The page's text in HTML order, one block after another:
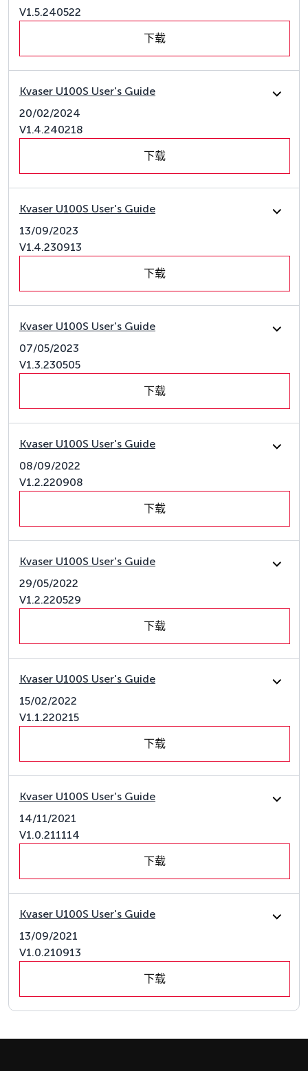
V1.5.240522
下载
Kvaser U100S User's Guide
20/02/2024
V1.4.240218
下载
Kvaser U100S User's Guide
13/09/2023
V1.4.230913
下载
Kvaser U100S User's Guide
07/05/2023
V1.3.230505
下载
Kvaser U100S User's Guide
08/09/2022
V1.2.220908
下载
Kvaser U100S User's Guide
29/05/2022
V1.2.220529
下载
Kvaser U100S User's Guide
15/02/2022
V1.1.220215
下载
Kvaser U100S User's Guide
14/11/2021
V1.0.211114
下载
Kvaser U100S User's Guide
13/09/2021
V1.0.210913
下载